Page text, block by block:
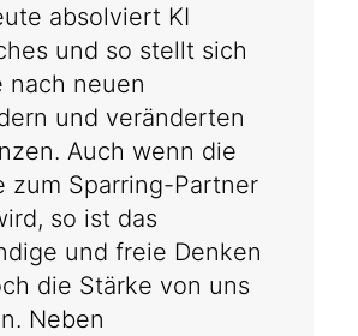
absolviert KI
und so stellt sich
nach neuen
und veränderten
Auch wenn die
zum Sparring-Partner
so ist das
und freie Denken
die Stärke von uns
Neben